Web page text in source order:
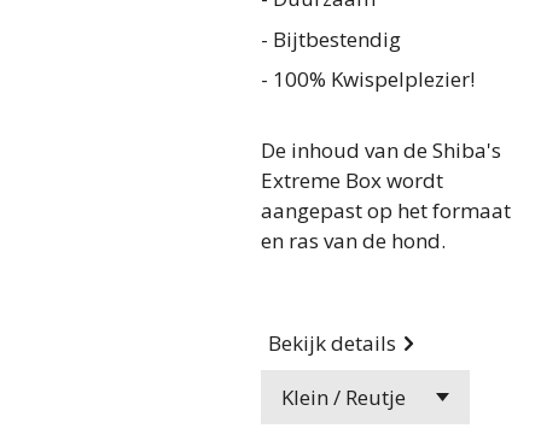
- Bijtbestendig
- 100% Kwispelplezier!
De inhoud van de Shiba's
Extreme Box wordt
aangepast op het formaat
en ras van de hond.
Bekijk details